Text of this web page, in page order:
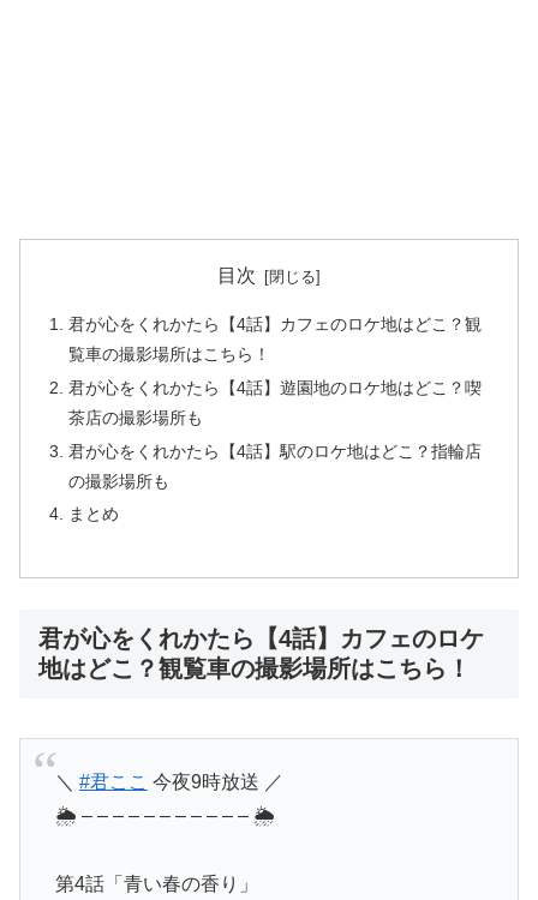
目次
君が心をくれかたら【4話】カフェのロケ地はどこ？観
覧車の撮影場所はこちら！
君が心をくれかたら【4話】遊園地のロケ地はどこ？喫
茶店の撮影場所も
君が心をくれかたら【4話】駅のロケ地はどこ？指輪店
の撮影場所も
まとめ
君が心をくれかたら【4話】カフェのロケ
地はどこ？観覧車の撮影場所はこちら！
＼ #君ここ 今夜9時放送 ／
🌦 – – – – – – – – – – – 🌦
第4話「青い春の香り」